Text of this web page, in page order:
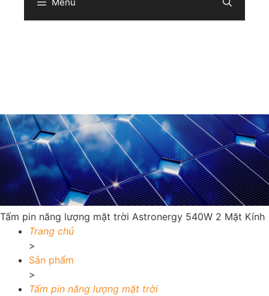
Tấm pin năng lượng mặt trời Astronergy 540W 2 Mặt Kính
Trang chủ
>
Sản phẩm
>
Tấm pin năng lượng mặt trời